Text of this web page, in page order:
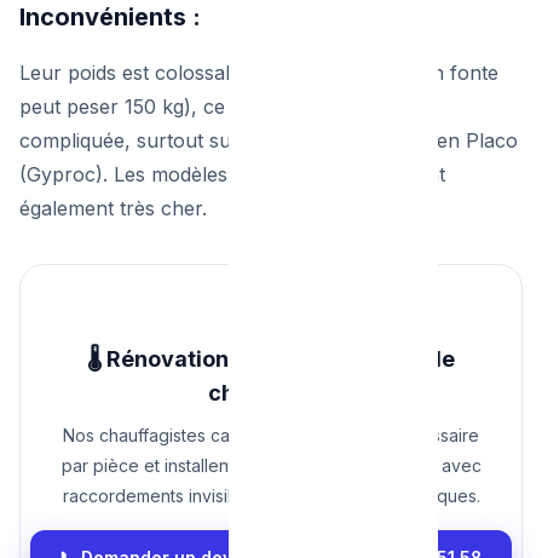
Inconvénients :
Leur poids est colossal (un grand radiateur en fonte
peut peser 150 kg), ce qui rend l'installation
compliquée, surtout sur des cloisons légères en Placo
(Gyproc). Les modèles neufs en fonte coûtent
également très cher.
🌡️ Rénovation de votre système de
chauffage ?
Nos chauffagistes calculent la puissance nécessaire
par pièce et installent vos nouveaux radiateurs avec
raccordements invisibles et vannes thermostatiques.